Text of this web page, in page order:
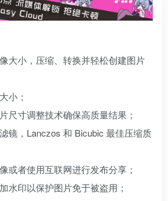
大小，压缩、转换并轻松创建图片
小；
尺寸调整技术确保高质量结果；
镜，Lanczos 和 Bicubic 最佳压缩质
或者使用互联网进行发布分享；
水印以保护图片免于被盗用；